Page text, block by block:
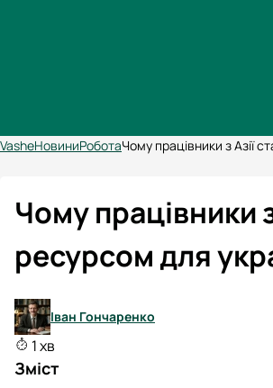
VasheНовиниРоботаЧому працівники з Азії
Чому працівники
ресурсом для
Іван Гончаренко
1 хв
Зміст